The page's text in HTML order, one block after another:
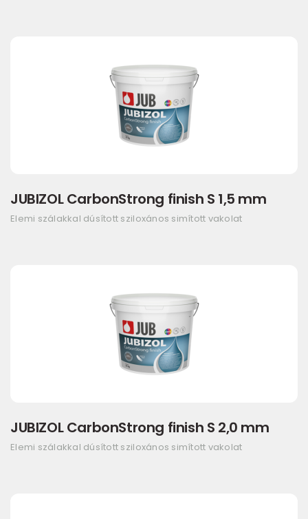
JUBIZOL CarbonStrong finish S 1,5 mm
Elemi szálakkal dúsított sziloxános simított vakolat
JUBIZOL CarbonStrong finish S 2,0 mm
Elemi szálakkal dúsított sziloxános simított vakolat